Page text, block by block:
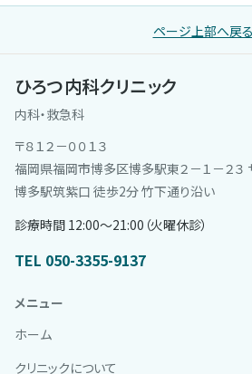
ページ上部へ戻る
ひろつ内科クリニック
内科・救急科
〒８１２－００１３
福岡県福岡市博多区博多駅東２－１－２３
博多駅筑紫口 徒歩2分 竹下通り沿い
診療時間 12:00〜21:00（火曜休診）
TEL 050-3355-9137
メニュー
ホーム
クリニックについて